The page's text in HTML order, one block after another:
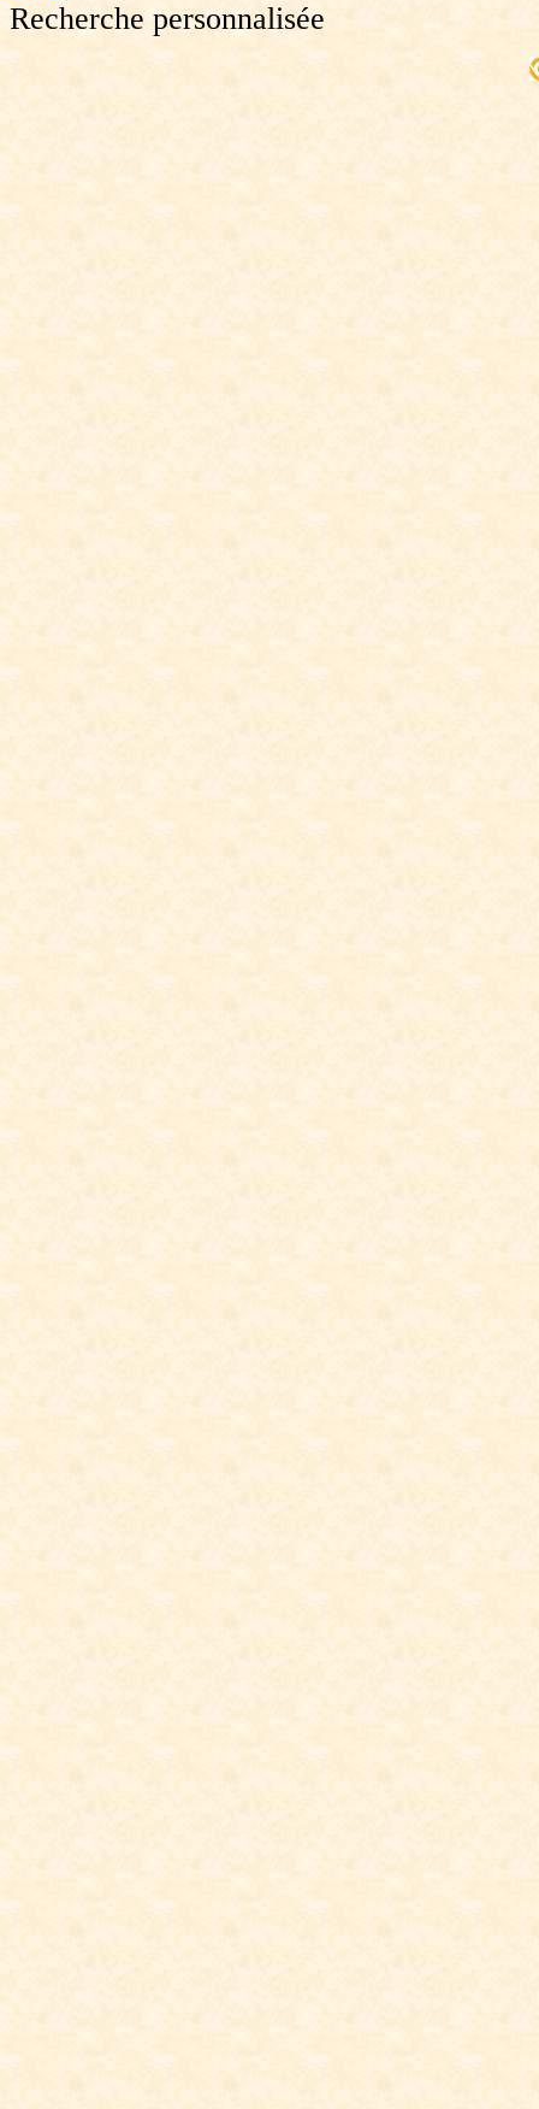
Recherche personnalisée